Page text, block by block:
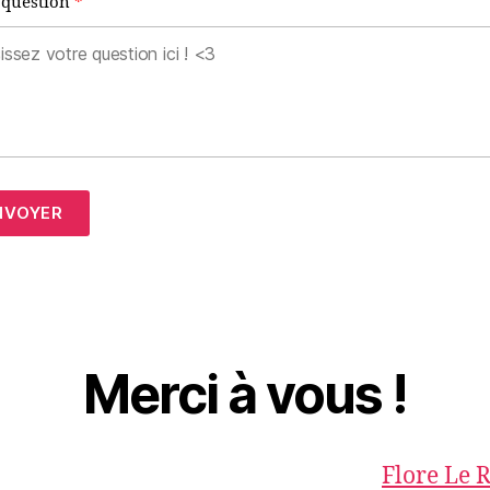
Merci à vous !
Flore Le